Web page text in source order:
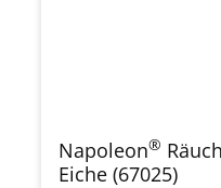
Napoleon®
Eiche (67025)